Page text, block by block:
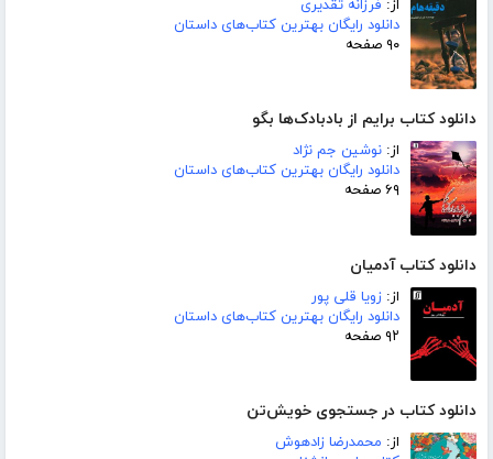
از: فرزانه تقدیری
دانلود رایگان بهترین کتاب‌های داستان
۹۰ صفحه
دانلود کتاب برایم از بادبادک‌ها بگو
از: نوشین جم نژاد
دانلود رایگان بهترین کتاب‌های داستان
۶۹ صفحه
دانلود کتاب آدمیان
از: زویا قلی پور
دانلود رایگان بهترین کتاب‌های داستان
۹۲ صفحه
دانلود کتاب در جستجوی خویش‌تن
از: محمدرضا زادهوش